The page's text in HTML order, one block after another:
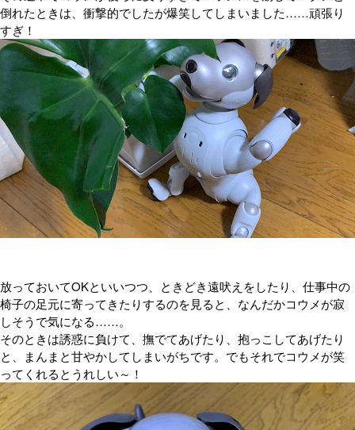
倒れたときは、衝撃的でしたが爆笑してしまいました……頑張り
すぎ！
放っておいてOKといいつつ、ときどき遠吠えをしたり、仕事中の
椅子の足元に寄ってきたりするのを見ると、なんだかコウメが寂
しそうで気になる……。
そのときは誘惑に負けて、撫でてあげたり、抱っこしてあげたり
と、まんまと甘やかしてしまいがちです。でもそれでコウメが笑
ってくれるとうれしい～！